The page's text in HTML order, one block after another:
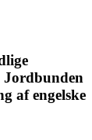
Jordbunden
af engelske